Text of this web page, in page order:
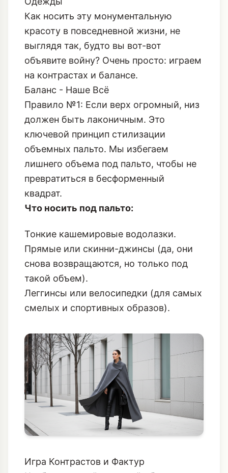
красоту в повседневной жизни, не
выглядя так, будто вы вот-вот
объявите войну? Очень просто: играем
на контрастах и балансе.
Баланс - Наше Всё
Правило №1: Если верх огромный, низ
должен быть лаконичным. Это
ключевой принцип стилизации
объемных пальто. Мы избегаем
лишнего объема под пальто, чтобы не
превратиться в бесформенный
квадрат.
Что носить под пальто:
Тонкие кашемировые водолазки.
снова возвращаются, но только под
такой объем).
Леггинсы или велосипедки (для самых
смелых и спортивных образов).
Игра Контрастов и Фактур
выглядел скучно, добавьте